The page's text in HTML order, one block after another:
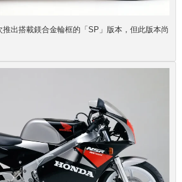
推出搭載鎂合金輪框的「SP」版本，但此版本尚